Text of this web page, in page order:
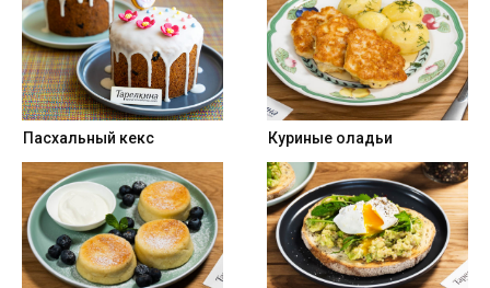
Пасхальный кекс Куриные оладьи